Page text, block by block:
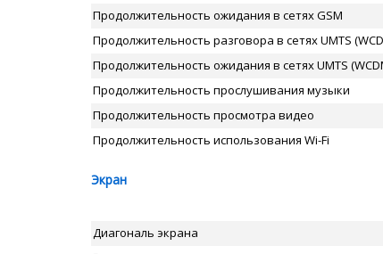
Продолжительность ожидания в сетях GSM
Продолжительность разговора в сетях UMTS
Продолжительность ожидания в сетях UMTS
Продолжительность прослушивания музыки
Продолжительность просмотра видео
Продолжительность использования Wi-Fi
Экран
Диагональ экрана